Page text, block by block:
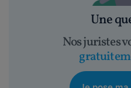
Une
Nos juristes